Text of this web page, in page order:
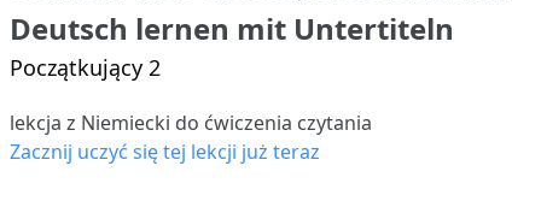
Deutsch lernen mit Untertiteln
Początkujący 2
lekcja z Niemiecki do ćwiczenia czytania
Zacznij uczyć się tej lekcji już teraz